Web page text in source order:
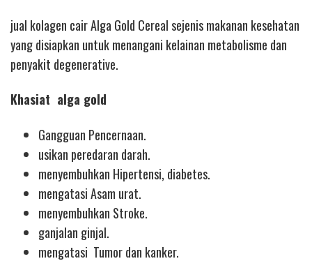
jual kolagen cairAlga Gold Cereal sejenis makanan kesehatan
yang disiapkan untuk menangani kelainan metabolisme dan
penyakit degenerative.
Khasiat alga gold
Gangguan Pencernaan.
usikan peredaran darah.
menyembuhkan Hipertensi, diabetes.
mengatasi Asam urat.
menyembuhkan Stroke.
ganjalan ginjal.
mengatasi Tumor dan kanker.